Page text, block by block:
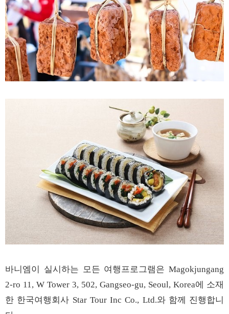
바니엠이 실시하는 모든 여행프로그램은 Magokjungang
2-ro 11, W Tower 3, 502, Gangseo-gu, Seoul, Korea에 소재
한 한국여행회사 Star Tour Inc Co., Ltd.와 함께 진행합니